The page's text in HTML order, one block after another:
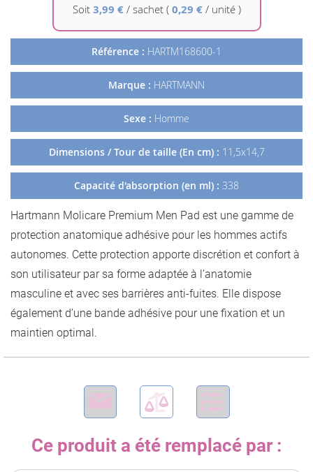
Soit 3,99 € / sachet (0,29 €/ unité )
Référence : HARTM168600-1
Marque : HARTMANN
Sexe : Homme
Dimensions / Tour de taille (En cm) : 11,5x14,7
Capacité d'absorption (en ml) : 338
Hartmann Molicare Premium Men Pad est une gamme de
protection anatomique adhésive pour les hommes actifs
autonomes. Cette protection apporte discrétion et confort à
son utilisateur par sa forme adaptée à l’anatomie
masculine et avec ses barrières anti-fuites. Elle dispose
également d’une bande adhésive pour une fixation et un
maintien optimal.
Ce produit a été remplacé par :